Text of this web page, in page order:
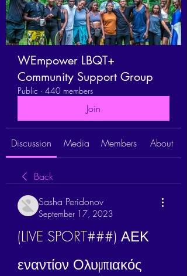
WEmpower LBQT+
Community Support Group
Public · 440 members
Join
Discussion Media Members About
Back
Sasha Peridonov
September 17, 2023
(LIVE SPORT###) ΑΕΚ
εναντίον Ολυμπιακός